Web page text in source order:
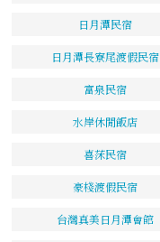
日月潭民宿
日月潭長寮尾渡假民宿
富泉民宿
水岸休閒飯店
喜莯民宿
豪棧渡假民宿
台灣真美日月潭會館